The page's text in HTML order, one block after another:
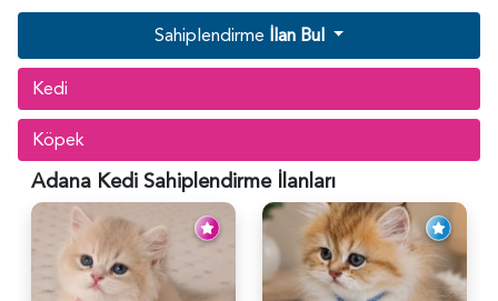
Sahiplendirme İlan Bul
Kedi
Köpek
Adana Kedi Sahiplendirme İlanları